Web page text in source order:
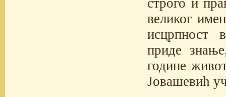
строго и
великог
исцрпност
приде
године
Јовашевић